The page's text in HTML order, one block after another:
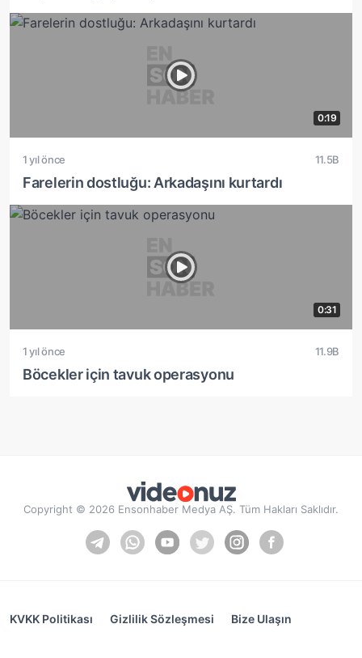
0:19
1 yıl önce 11.5B
Farelerin dostluğu: Arkadaşını kurtardı
0:31
1 yıl önce 11.9B
Böcekler için tavuk operasyonu
Copyright © 2026 Ensonhaber Medya AŞ. Tüm Hakları Saklıdır.
KVKK Politikası Gizlilik Sözleşmesi Bize Ulaşın